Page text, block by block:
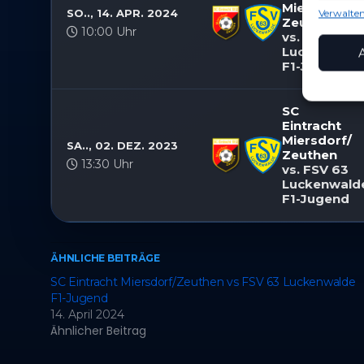
Ihre
SO.., 14. APR. 2024
10:00 Uhr
Miersdorf/​
Zeuthen
vs. FSV 63
F1-Jugend
SA.., 02. DEZ. 2023
13:30 Uhr
SC
Eintracht
Miersdorf/​
Zeuthen
vs. FSV 63
F1-Jugend
ÄHNLICHE BEITRÄGE
SC Eintracht Miersdorf/​Zeuthen vs FSV 63 Luckenwalde
F1-Jugend
14. April 2024
Ähnlicher Beitrag